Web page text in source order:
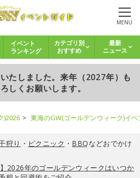
MENU
イベント
ランキング
カテゴリ別
おすすめ
最新
ニュース
たしました。来年（2027年）も
しくお願いします。
)2026 東海のGW(ゴールデンウィーク)イ
狩り ・ ピクニック ・ BBQなどおでかけ
】2026年のゴールデンウィークはいつか